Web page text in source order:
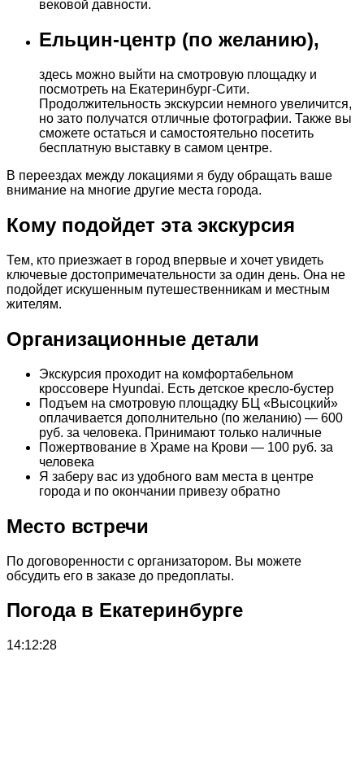
вековой давности.
Ельцин-центр (по желанию),
здесь можно выйти на смотровую площадку и
посмотреть на Екатеринбург-Сити.
Продолжительность экскурсии немного увеличится,
но зато получатся отличные фотографии. Также вы
сможете остаться и самостоятельно посетить
бесплатную выставку в самом центре.
В переездах между локациями я буду обращать ваше
внимание на многие другие места города.
Кому подойдет эта экскурсия
Тем, кто приезжает в город впервые и хочет увидеть
ключевые достопримечательности за один день. Она не
подойдет искушенным путешественникам и местным
жителям.
Организационные детали
Экскурсия проходит на комфортабельном
кроссовере Hyundai. Есть детское кресло-бустер
Подъем на смотровую площадку БЦ «Высоцкий»
оплачивается дополнительно (по желанию) — 600
руб. за человека. Принимают только наличные
Пожертвование в Храме на Крови — 100 руб. за
человека
Я заберу вас из удобного вам места в центре
города и по окончании привезу обратно
Место встречи
По договоренности с организатором. Вы можете
обсудить его в заказе до предоплаты.
Погода в Екатеринбурге
14:12:28